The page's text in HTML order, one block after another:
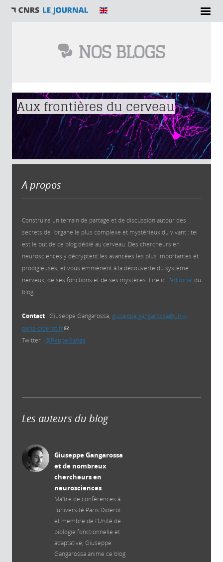
NOS BLOGS
Vous êtes ici
Aux frontières du cerveau
A propos
Construire un terrain de partage et de discussion autour des
secrets de l’organe le plus complexe et mystérieux du vivant : tel
est le but de ce blog dédié au cerveau. Des chercheurs en
neurosciences y décryptent les avancées les plus importantes et
prodigieuses, et vous emmènent à la découverte du système
nerveux, de ses fonctions et de ses mystères. Lire ici l'éditorial du
blog.
Contact : Giuseppe Gangarossa, giuseppe.gangarossa@univ-
paris-diderot.fr(link sends e-mail)
Twitter : @PeppeGanga
Les auteurs du blog
Giuseppe Gangarossa
et de nombreux
chercheurs en
neurosciences
Maître de conférences à
l’université Paris Diderot
et membre de l'Unité de
biologie fonctionnelle et
adaptative, Giuseppe
Gangarossa anime ce blog